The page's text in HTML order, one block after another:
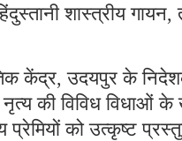
शास्त्रीय
केंद्र, उदयपुर के
की विविध विधाओं के
को उत्कृष्ट